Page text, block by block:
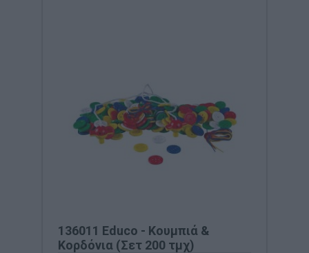
136011 Educo - Κουμπιά &
Κορδόνια (Σετ 200 τμχ)